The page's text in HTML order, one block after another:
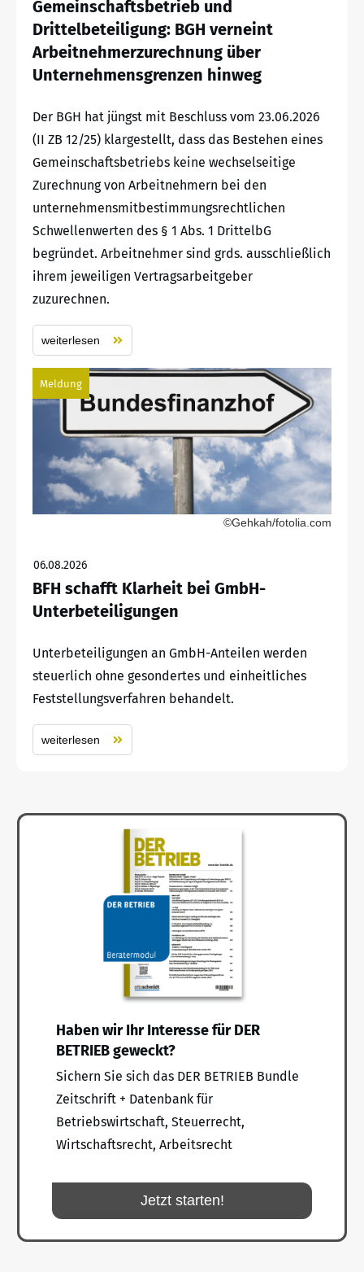
Gemeinschaftsbetrieb und
Drittelbeteiligung: BGH verneint
Arbeitnehmerzurechnung über
Unternehmensgrenzen hinweg
Der BGH hat jüngst mit Beschluss vom 23.06.2026
(II ZB 12/25) klargestellt, dass das Bestehen eines
Gemeinschaftsbetriebs keine wechselseitige
Zurechnung von Arbeitnehmern bei den
unternehmensmitbestimmungsrechtlichen
Schwellenwerten des § 1 Abs. 1 DrittelbG
begründet. Arbeitnehmer sind grds. ausschließlich
ihrem jeweiligen Vertragsarbeitgeber
zuzurechnen.
weiterlesen
Meldung
©Gehkah/fotolia.com
06.08.2026
BFH schafft Klarheit bei GmbH-
Unterbeteiligungen
Unterbeteiligungen an GmbH-Anteilen werden
steuerlich ohne gesondertes und einheitliches
Feststellungsverfahren behandelt.
weiterlesen
Haben wir Ihr Interesse für DER
BETRIEB geweckt?
Sichern Sie sich das DER BETRIEB Bundle
Zeitschrift + Datenbank für
Betriebswirtschaft, Steuerrecht,
Wirtschaftsrecht, Arbeitsrecht
Jetzt starten!